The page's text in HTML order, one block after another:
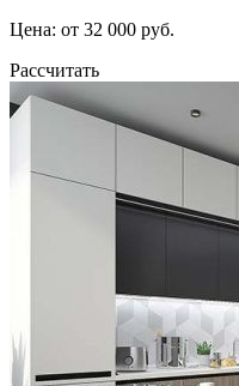
Цена: от 32 000 руб.
Рассчитать